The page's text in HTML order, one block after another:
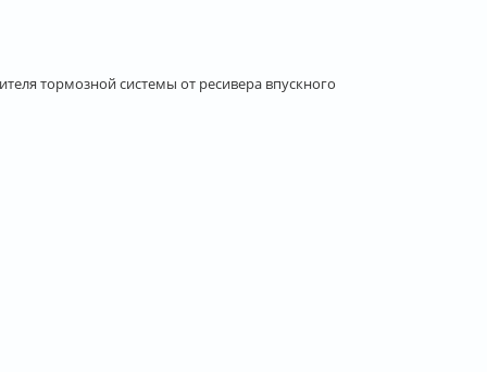
тормозной системы от ресивера впускного